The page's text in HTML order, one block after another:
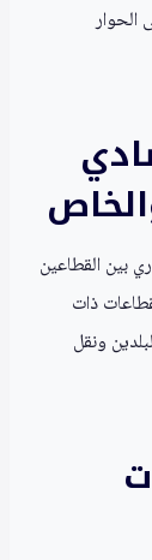
الحوار
بين القطاعين
ذات
ونقل